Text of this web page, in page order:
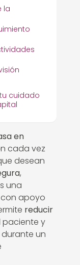
la
cuidado
en
cada vez
desean
,
una
apoyo
reducir
paciente y
un